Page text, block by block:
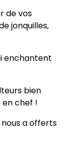
de vos
jonquilles,
enchantent
bien
chef !
nous a offerts